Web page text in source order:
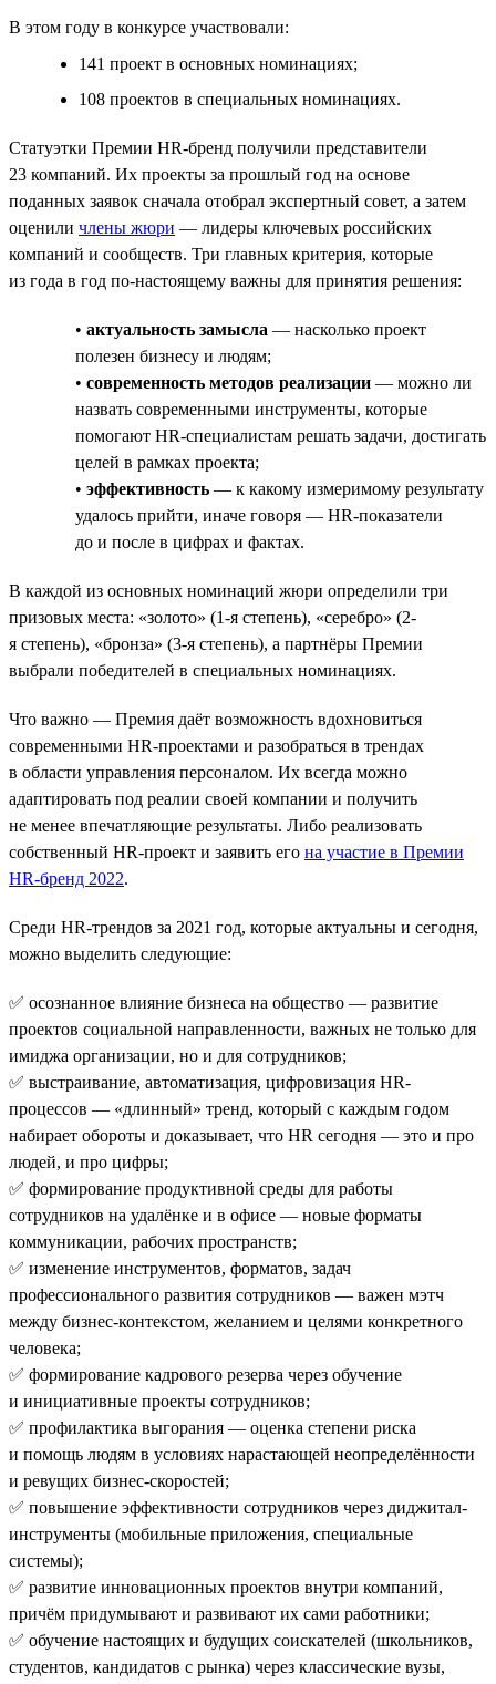
В этом году в конкурсе участвовали:
141 проект в основных номинациях;
108 проектов в специальных номинациях.
Статуэтки Премии HR-бренд получили представители
23 компаний. Их проекты за прошлый год на основе
поданных заявок сначала отобрал экспертный совет, а затем
оценили члены жюри — лидеры ключевых российских
компаний и сообществ. Три главных критерия, которые
из года в год по-настоящему важны для принятия решения:
• актуальность замысла — насколько проект
полезен бизнесу и людям;
• современность методов реализации — можно ли
назвать современными инструменты, которые
помогают HR-специалистам решать задачи, достигать
целей в рамках проекта;
• эффективность — к какому измеримому результату
удалось прийти, иначе говоря — HR-показатели
до и после в цифрах и фактах.
В каждой из основных номинаций жюри определили три
призовых места: «золото» (1-я степень), «серебро» (2-
я степень), «бронза» (3-я степень), а партнёры Премии
выбрали победителей в специальных номинациях.
Что важно — Премия даёт возможность вдохновиться
современными HR-проектами и разобраться в трендах
в области управления персоналом. Их всегда можно
адаптировать под реалии своей компании и получить
не менее впечатляющие результаты. Либо реализовать
собственный HR-проект и заявить его на участие в Премии
HR-бренд 2022.
Среди HR-трендов за 2021 год, которые актуальны и сегодня,
можно выделить следующие:
✅ осознанное влияние бизнеса на общество — развитие
проектов социальной направленности, важных не только для
имиджа организации, но и для сотрудников;
✅ выстраивание, автоматизация, цифровизация HR-
процессов — «длинный» тренд, который с каждым годом
набирает обороты и доказывает, что HR сегодня — это и про
людей, и про цифры;
✅ формирование продуктивной среды для работы
сотрудников на удалёнке и в офисе — новые форматы
коммуникации, рабочих пространств;
✅ изменение инструментов, форматов, задач
профессионального развития сотрудников — важен мэтч
между бизнес-контекстом, желанием и целями конкретного
человека;
✅ формирование кадрового резерва через обучение
и инициативные проекты сотрудников;
✅ профилактика выгорания — оценка степени риска
и помощь людям в условиях нарастающей неопределённости
и ревущих бизнес-скоростей;
✅ повышение эффективности сотрудников через диджитал-
инструменты (мобильные приложения, специальные
системы);
✅ развитие инновационных проектов внутри компаний,
причём придумывают и развивают их сами работники;
✅ обучение настоящих и будущих соискателей (школьников,
студентов, кандидатов с рынка) через классические вузы,